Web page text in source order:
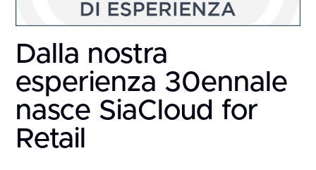
Dalla nostra
esperienza 30ennale
nasce SiaCloud for
Retail